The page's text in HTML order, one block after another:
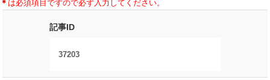
＊ は必須項目ですので必ず入力してください。
記事ID
37203